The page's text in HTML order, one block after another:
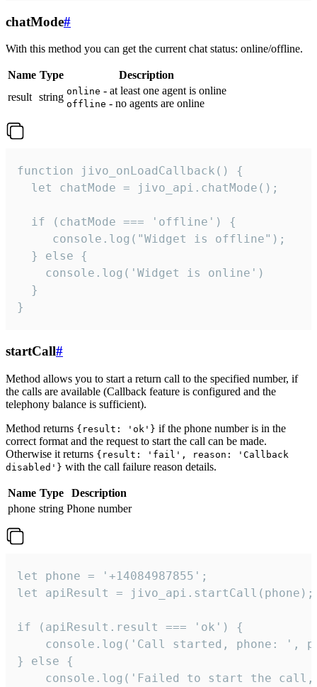
chatMode#
With this method you can get the current chat status: online/offline.
Name Type
Description
result string online - at least one agent is online
offline - no agents are online
function jivo_onLoadCallback() {
  let chatMode = jivo_api.chatMode();
  if (chatMode === 'offline') {
     console.log("Widget is offline");
  } else {
    console.log('Widget is online')
  }
}
startCall#
Method allows you to start a return call to the specified number, if
the calls are available (Callback feature is configured and the
telephony balance is sufficient).
Method returns {result: 'ok'} if the phone number is in the
correct format and the request to start the call can be made.
Otherwise it returns {result: 'fail', reason: 'Callback
disabled'} with the call failure reason details.
Name Type
Description
phone string Phone number
let phone = '+14084987855';
let apiResult = jivo_api.startCall(phone);
if (apiResult.result === 'ok') {
console.log('Call started, phone: ',
} else {
console.log('Failed to start the